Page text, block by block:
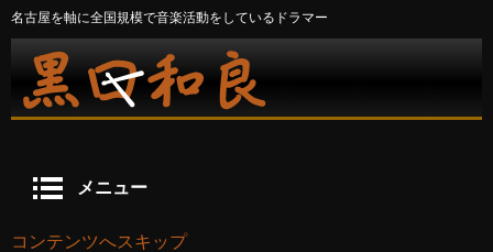
名古屋を軸に全国規模で音楽活動をしているドラマー
メニュー
コンテンツへスキップ